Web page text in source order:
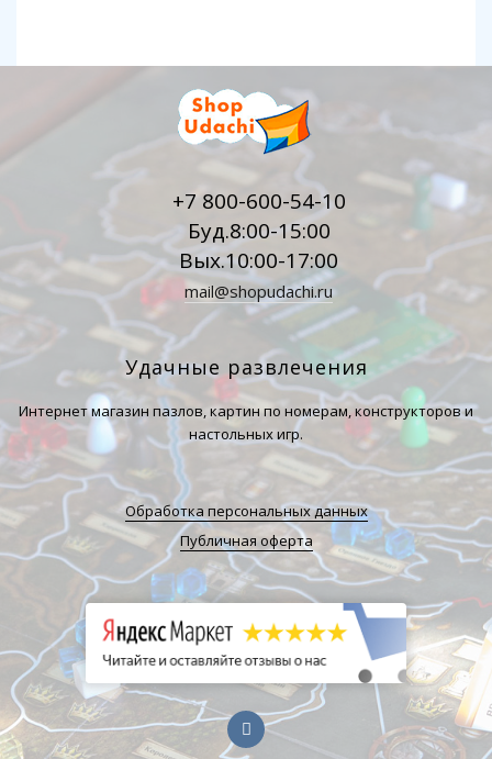
+7 800-600-54-10
Буд.8:00-15:00
Вых.10:00-17:00
mail@shopudachi.ru
Удачные развлечения
Интернет магазин пазлов, картин по номерам, конструкторов и
настольных игр.
Обработка персональных данных
Публичная оферта